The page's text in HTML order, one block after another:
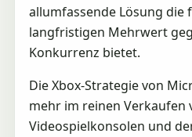
allumfassende Lösung
langfristigen Mehrwert
Konkurrenz bietet.
Die Xbox-Strategie von
mehr im reinen Verkaufen
Videospielkonsolen und